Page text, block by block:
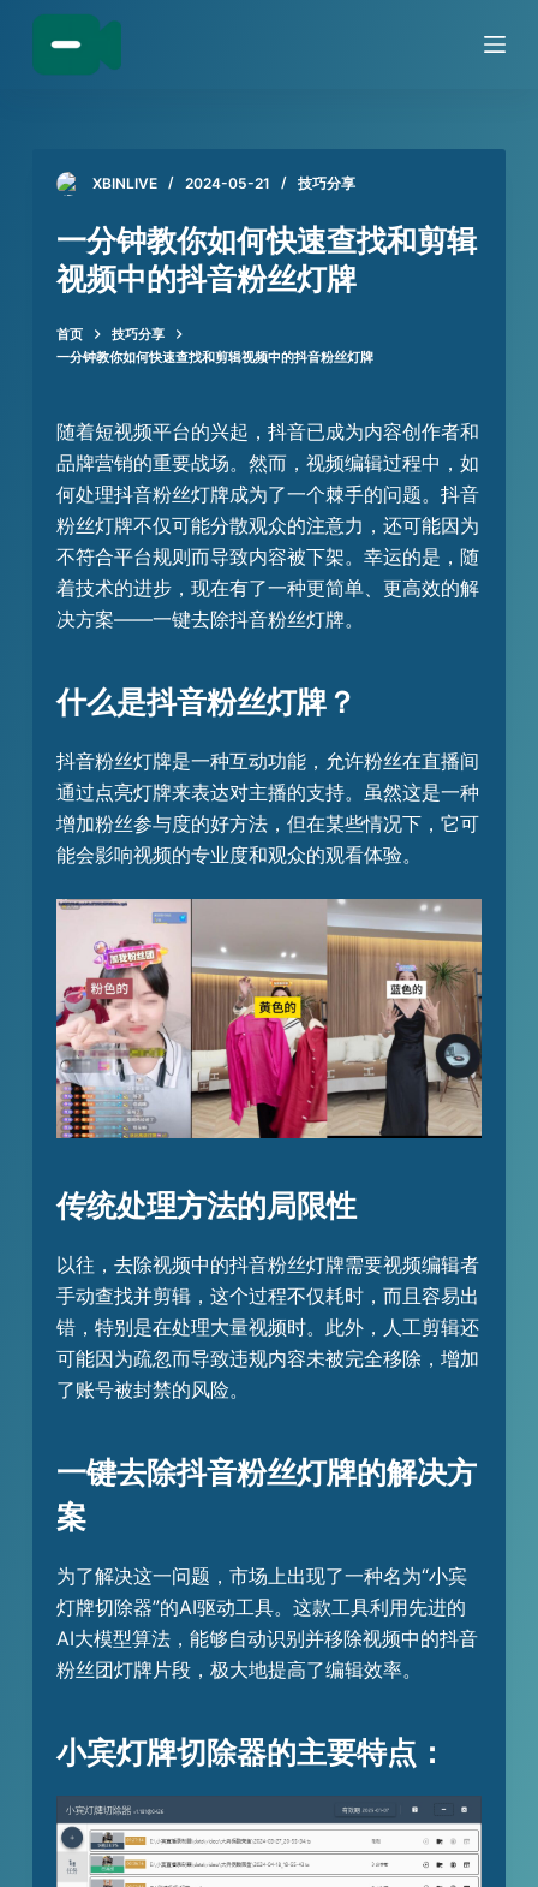
跳
XBINLIVE 2024-05-21 技巧分享
一分钟教你如何快速查找和剪辑
视频中的抖音粉丝灯牌
首页
技巧分享
一分钟教你如何快速查找和剪辑视频中的抖音粉丝灯牌
随着短视频平台的兴起，抖音已成为内容创作者和
品牌营销的重要战场。然而，视频编辑过程中，如
何处理抖音粉丝灯牌成为了一个棘手的问题。抖音
粉丝灯牌不仅可能分散观众的注意力，还可能因为
不符合平台规则而导致内容被下架。幸运的是，随
着技术的进步，现在有了一种更简单、更高效的解
决方案——一键去除抖音粉丝灯牌。
什么是抖音粉丝灯牌？
抖音粉丝灯牌是一种互动功能，允许粉丝在直播间
通过点亮灯牌来表达对主播的支持。虽然这是一种
增加粉丝参与度的好方法，但在某些情况下，它可
能会影响视频的专业度和观众的观看体验。
传统处理方法的局限性
以往，去除视频中的抖音粉丝灯牌需要视频编辑者
手动查找并剪辑，这个过程不仅耗时，而且容易出
错，特别是在处理大量视频时。此外，人工剪辑还
可能因为疏忽而导致违规内容未被完全移除，增加
了账号被封禁的风险。
一键去除抖音粉丝灯牌的解决方
案
为了解决这一问题，市场上出现了一种名为“小宾
灯牌切除器”的AI驱动工具。这款工具利用先进的
AI大模型算法，能够自动识别并移除视频中的抖音
粉丝团灯牌片段，极大地提高了编辑效率。
小宾灯牌切除器的主要特点：